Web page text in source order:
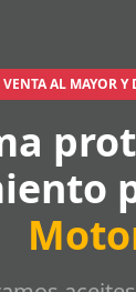
VENTA AL MAYOR Y